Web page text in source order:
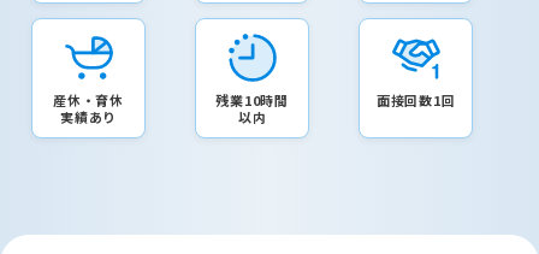
産休・育休
実績あり
残業10時間
以内
面接回数1回